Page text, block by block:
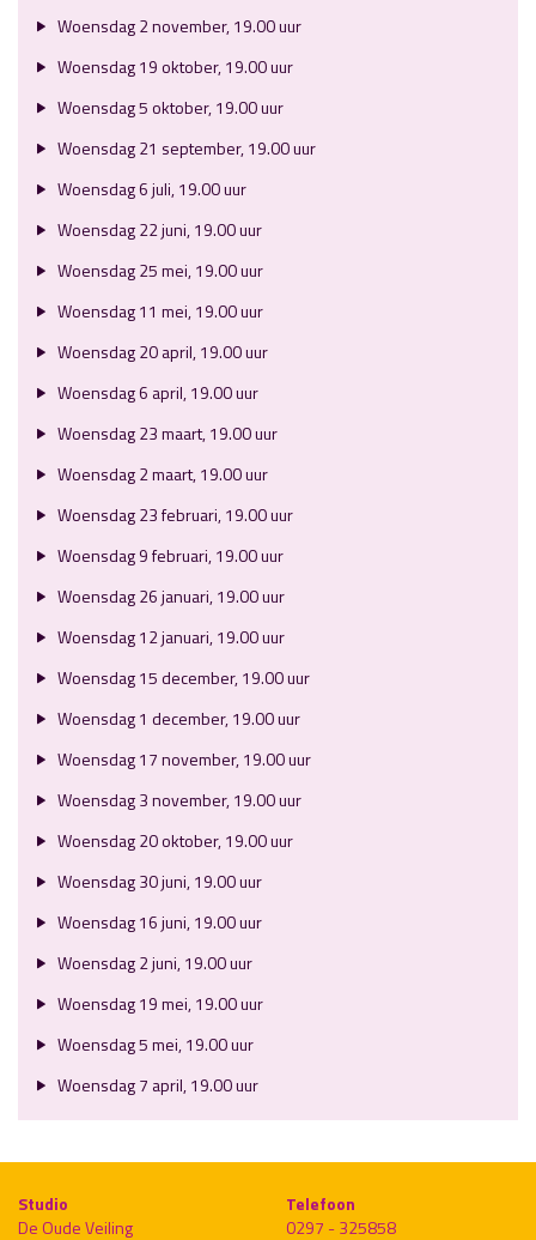
Woensdag 2 november, 19.00 uur
Woensdag 19 oktober, 19.00 uur
Woensdag 5 oktober, 19.00 uur
Woensdag 21 september, 19.00 uur
Woensdag 6 juli, 19.00 uur
Woensdag 22 juni, 19.00 uur
Woensdag 25 mei, 19.00 uur
Woensdag 11 mei, 19.00 uur
Woensdag 20 april, 19.00 uur
Woensdag 6 april, 19.00 uur
Woensdag 23 maart, 19.00 uur
Woensdag 2 maart, 19.00 uur
Woensdag 23 februari, 19.00 uur
Woensdag 9 februari, 19.00 uur
Woensdag 26 januari, 19.00 uur
Woensdag 12 januari, 19.00 uur
Woensdag 15 december, 19.00 uur
Woensdag 1 december, 19.00 uur
Woensdag 17 november, 19.00 uur
Woensdag 3 november, 19.00 uur
Woensdag 20 oktober, 19.00 uur
Woensdag 30 juni, 19.00 uur
Woensdag 16 juni, 19.00 uur
Woensdag 2 juni, 19.00 uur
Woensdag 19 mei, 19.00 uur
Woensdag 5 mei, 19.00 uur
Woensdag 7 april, 19.00 uur
Studio
De Oude Veiling
Telefoon
0297 - 325858